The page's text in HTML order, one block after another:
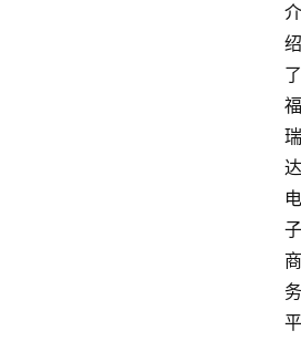
介
绍
了
福
瑞
达
电
子
商
务
平